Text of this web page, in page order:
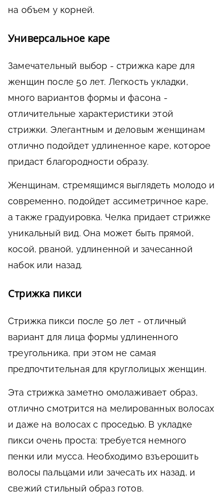
на объем у корней.
Универсальное каре
Замечательный выбор - стрижка каре для
женщин после 50 лет. Легкость укладки,
много вариантов формы и фасона -
отличительные характеристики этой
стрижки. Элегантным и деловым женщинам
отлично подойдет удлиненное каре, которое
придаст благородности образу.
Женщинам, стремящимся выглядеть молодо и
современно, подойдет ассиметричное каре,
а также градуировка. Челка придает стрижке
уникальный вид. Она может быть прямой,
косой, рваной, удлиненной и зачесанной
набок или назад.
Стрижка пикси
Стрижка пикси после 50 лет - отличный
вариант для лица формы удлиненного
треугольника, при этом не самая
предпочтительная для круглолицых женщин.
Эта стрижка заметно омолаживает образ,
отлично смотрится на мелированных волосах
и даже на волосах с проседью. В укладке
пикси очень проста: требуется немного
пенки или мусса. Необходимо взъерошить
волосы пальцами или зачесать их назад, и
свежий стильный образ готов.